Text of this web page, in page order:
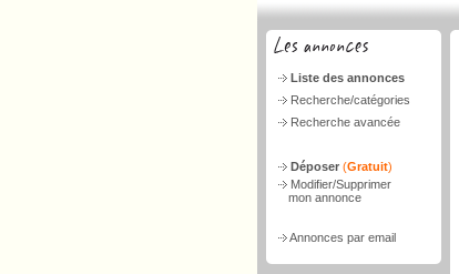
Liste des annonces
Recherche/catégories
Recherche avancée
Déposer (Gratuit)
Modifier/Supprimer
mon annonce
Annonces par email